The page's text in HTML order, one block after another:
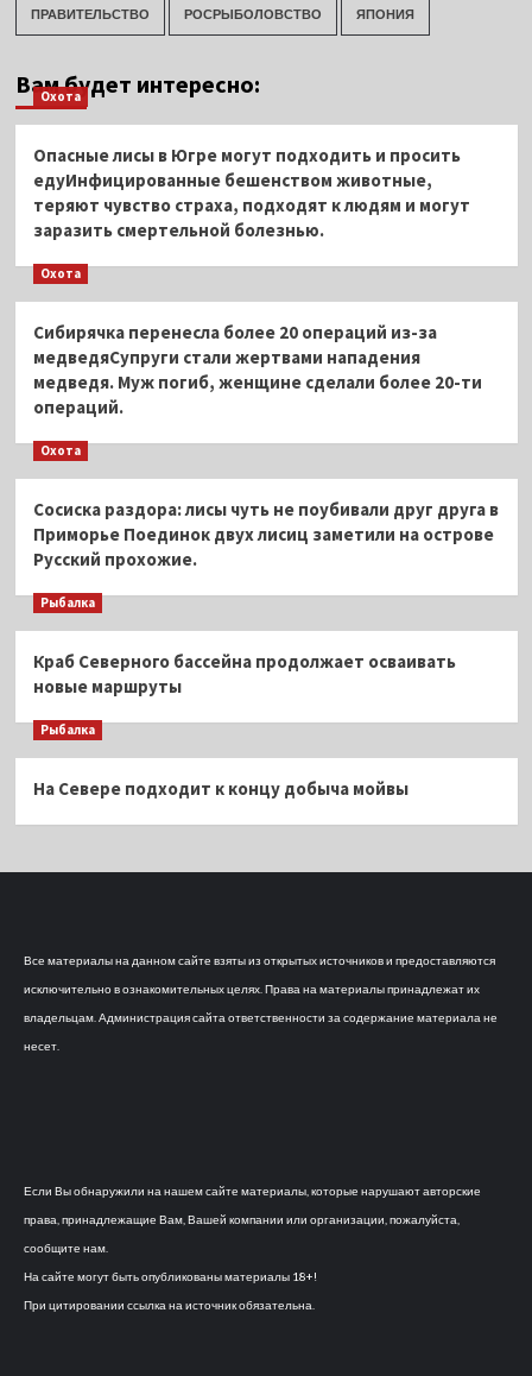
ПРАВИТЕЛЬСТВО РОСРЫБОЛОВСТВО ЯПОНИЯ
Вам будет интересно:
Охота
Опасные лисы в Югре могут подходить и просить
едуИнфицированные бешенством животные,
теряют чувство страха, подходят к людям и могут
заразить смертельной болезнью.
Охота
Сибирячка перенесла более 20 операций из-за
медведяСупруги стали жертвами нападения
медведя. Муж погиб, женщине сделали более 20-ти
операций.
Охота
Сосиска раздора: лисы чуть не поубивали друг друга в
Приморье Поединок двух лисиц заметили на острове
Русский прохожие.
Рыбалка
Краб Северного бассейна продолжает осваивать
новые маршруты
Рыбалка
На Севере подходит к концу добыча мойвы
Все материалы на данном сайте взяты из открытых источников и предоставляются
исключительно в ознакомительных целях. Права на материалы принадлежат их
владельцам. Администрация сайта ответственности за содержание материала не
несет.
Если Вы обнаружили на нашем сайте материалы, которые нарушают авторские
права, принадлежащие Вам, Вашей компании или организации, пожалуйста,
сообщите нам.
На сайте могут быть опубликованы материалы 18+!
При цитировании ссылка на источник обязательна.